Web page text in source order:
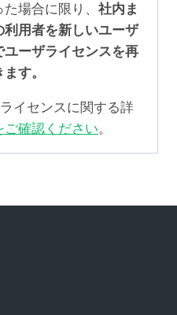
場合に限り、 社内ま
用者を新しいユーザ
ユーザライセンスを再
す。
イセンスに関する詳
ご確認ください。